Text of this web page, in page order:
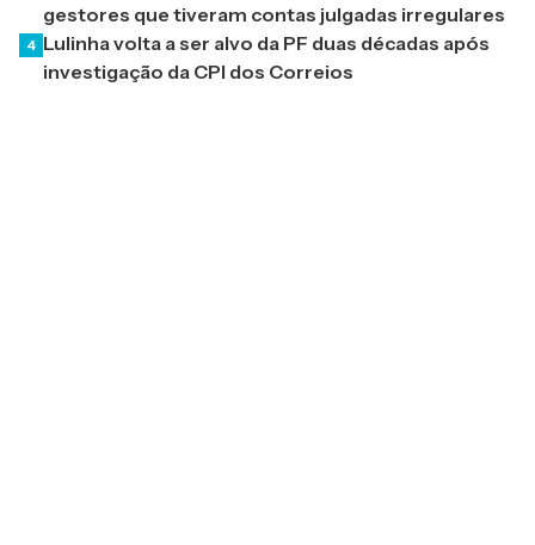
gestores que tiveram contas julgadas irregulares
4 Lulinha volta a ser alvo da PF duas décadas após
investigação da CPI dos Correios